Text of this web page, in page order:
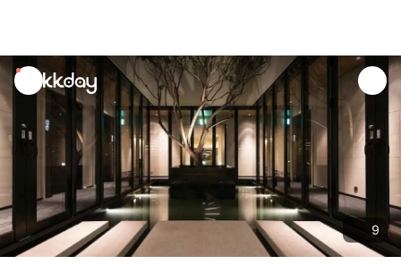
unread
notifications
9